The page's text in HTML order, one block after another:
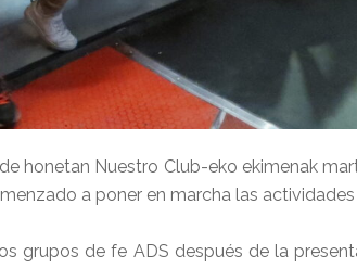
honetan Nuestro Club-eko ekimenak
a poner en marcha las
grupos de fe ADS después de la